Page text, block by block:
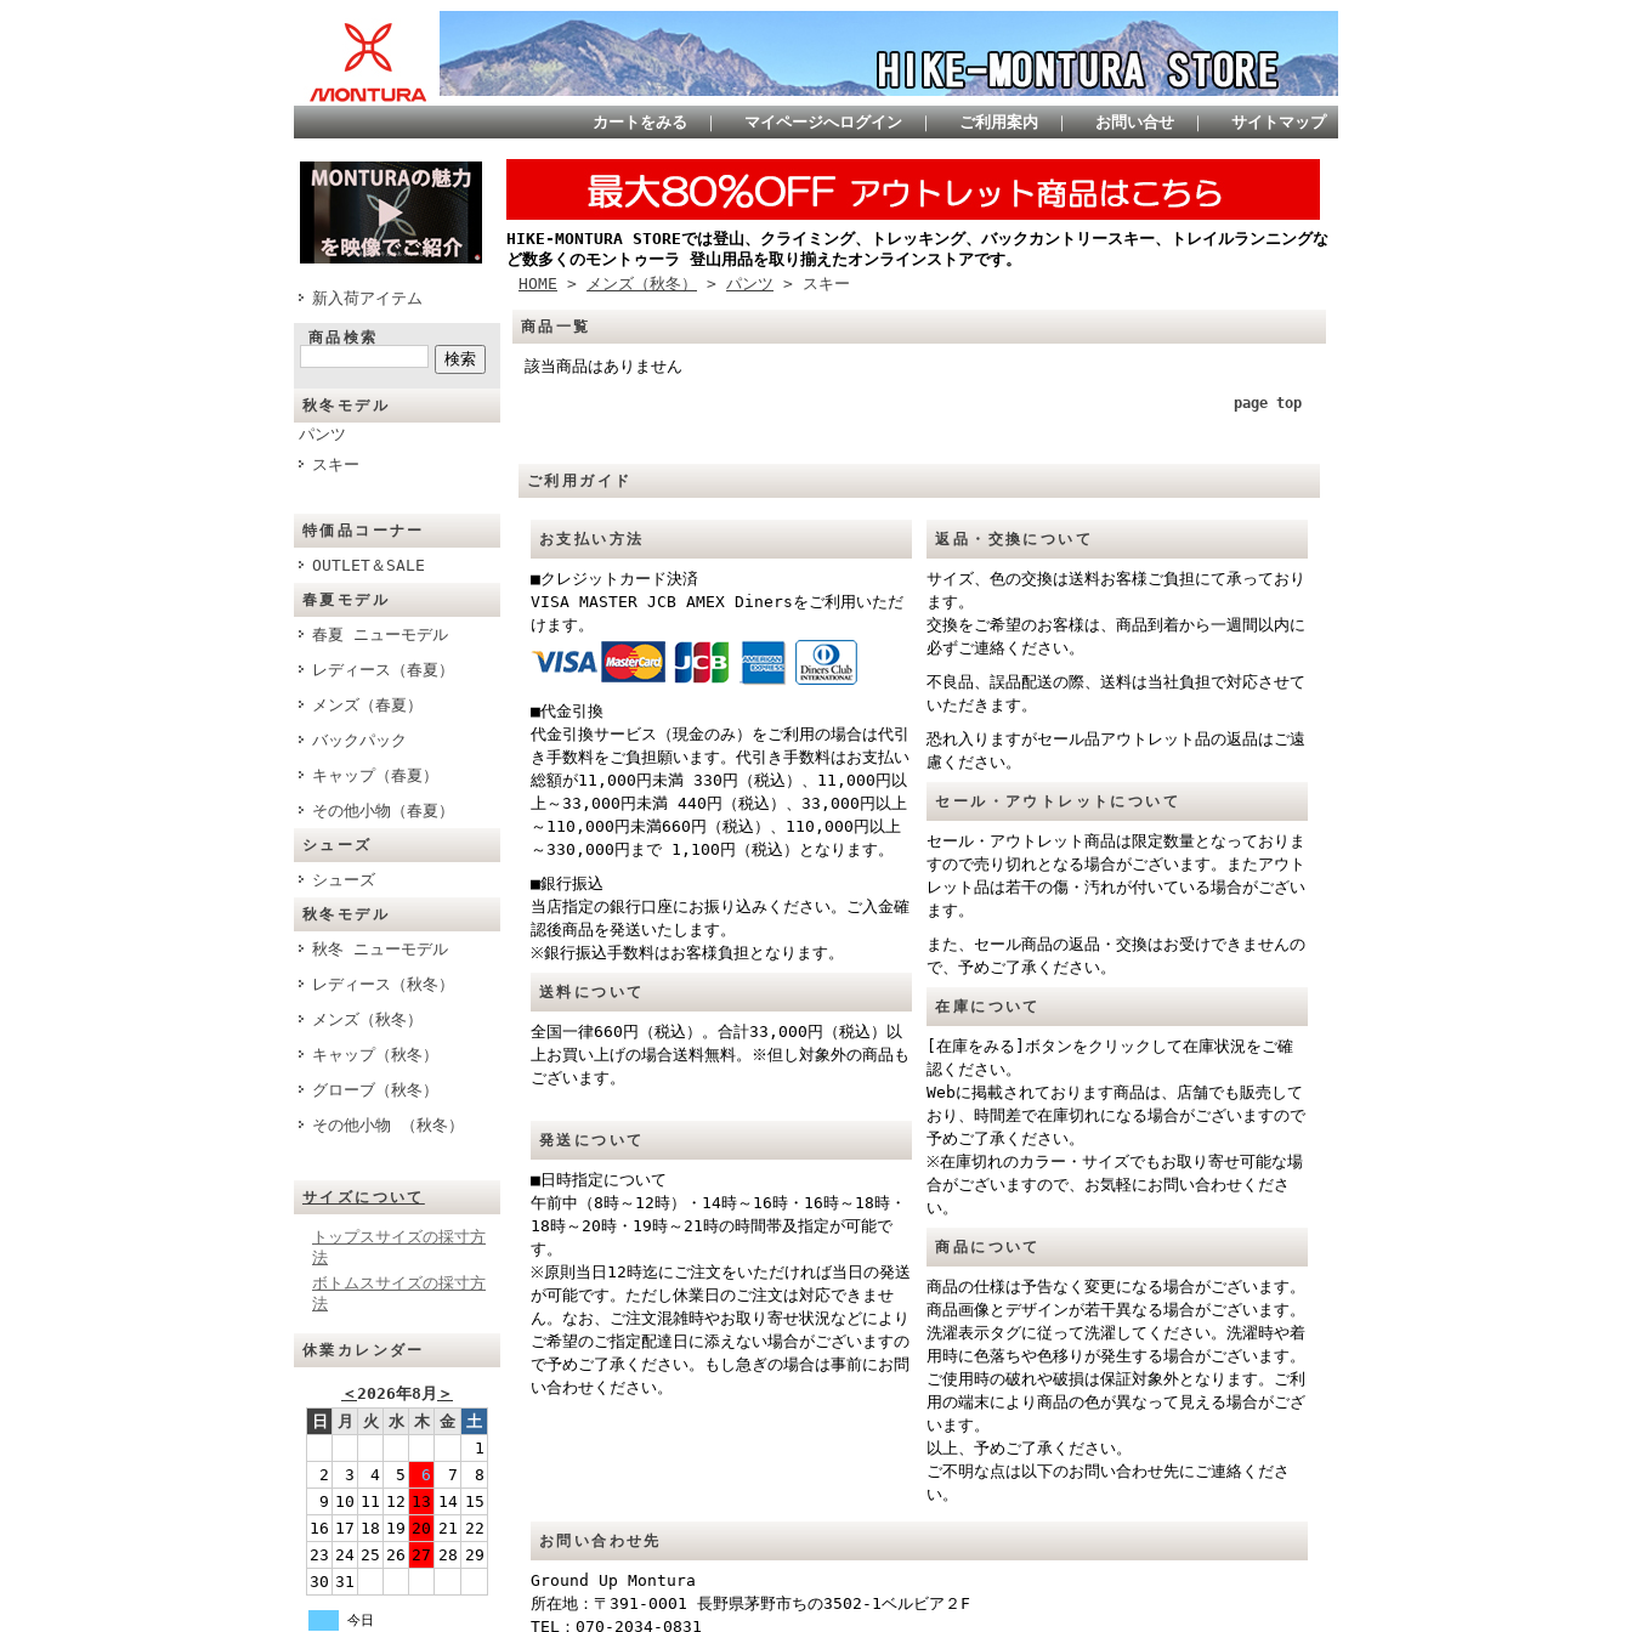
カートをみる ｜ マイページへログイン ｜ ご利用案内 ｜ お問い合せ ｜ サイトマップ
新入荷アイテム
商品検索
秋冬モデル
パンツ
スキー
特価品コーナー
OUTLET＆SALE
春夏モデル
春夏 ニューモデル
レディース（春夏）
メンズ（春夏）
バックパック
キャップ（春夏）
その他小物（春夏）
シューズ
シューズ
秋冬モデル
秋冬 ニューモデル
レディース（秋冬）
メンズ（秋冬）
キャップ（秋冬）
グローブ（秋冬）
その他小物 （秋冬）
サイズについて
トップスサイズの採寸方
法
ボトムスサイズの採寸方
法
休業カレンダー
＜2026年8月 ＞
日
月 火 水 木 金 土
1
2
3 4 5 6 7
8
9 10 11 12 13 14 15
16 17 18 19 20 21 22
23 24 25 26 27 28 29
30 31
今日
HIKE-MONTURA STOREでは登山、クライミング、トレッキング、バックカントリースキー、トレイルランニングな
ど数多くのモントゥーラ 登山用品を取り揃えたオンラインストアです。
HOME > メンズ（秋冬） > パンツ > スキー
商品一覧
該当商品はありません
page top
ご利用ガイド
お支払い方法
■クレジットカード決済
VISA MASTER JCB AMEX Dinersをご利用いただ
けます。
■代金引換
代金引換サービス（現金のみ）をご利用の場合は代引
き手数料をご負担願います。代引き手数料はお支払い
総額が11,000円未満 330円（税込）、11,000円以
上～33,000円未満 440円（税込）、33,000円以上
～110,000円未満660円（税込）、110,000円以上
～330,000円まで 1,100円（税込）となります。
■銀行振込
当店指定の銀行口座にお振り込みください。ご入金確
認後商品を発送いたします。
※銀行振込手数料はお客様負担となります。
送料について
全国一律660円（税込）。合計33,000円（税込）以
上お買い上げの場合送料無料。※但し対象外の商品も
ございます。
発送について
■日時指定について
午前中（8時～12時）・14時～16時・16時～18時・
18時～20時・19時～21時の時間帯及指定が可能で
す。
※原則当日12時迄にご注文をいただければ当日の発送
が可能です。ただし休業日のご注文は対応できませ
ん。なお、ご注文混雑時やお取り寄せ状況などにより
ご希望のご指定配達日に添えない場合がございますの
で予めご了承ください。もし急ぎの場合は事前にお問
い合わせください。
返品・交換について
サイズ、色の交換は送料お客様ご負担にて承っており
ます。
交換をご希望のお客様は、商品到着から一週間以内に
必ずご連絡ください。
不良品、誤品配送の際、送料は当社負担で対応させて
いただきます。
恐れ入りますがセール品アウトレット品の返品はご遠
慮ください。
セール・アウトレットについて
セール・アウトレット商品は限定数量となっておりま
すので売り切れとなる場合がございます。またアウト
レット品は若干の傷・汚れが付いている場合がござい
ます。
また、セール商品の返品・交換はお受けできませんの
で、予めご了承ください。
在庫について
[在庫をみる]ボタンをクリックして在庫状況をご確
認ください。
Webに掲載されております商品は、店舗でも販売して
おり、時間差で在庫切れになる場合がございますので
予めご了承ください。
※在庫切れのカラー・サイズでもお取り寄せ可能な場
合がございますので、お気軽にお問い合わせくださ
い。
商品について
商品の仕様は予告なく変更になる場合がございます。
商品画像とデザインが若干異なる場合がございます。
洗濯表示タグに従って洗濯してください。洗濯時や着
用時に色落ちや色移りが発生する場合がございます。
ご使用時の破れや破損は保証対象外となります。ご利
用の端末により商品の色が異なって見える場合がござ
います。
以上、予めご了承ください。
ご不明な点は以下のお問い合わせ先にご連絡くださ
い。
お問い合わせ先
Ground Up Montura
所在地：〒391-0001 長野県茅野市ちの3502-1ベルビア２F
TEL：070-2034-0831